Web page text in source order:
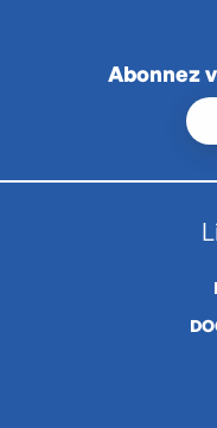
Abonnez